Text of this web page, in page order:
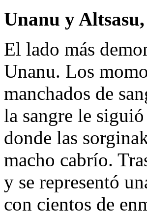
Unanu y
El lado más
Unanu. Los
manchados de
la sangre le
donde las
macho cabrío.
y se representó
con cientos de